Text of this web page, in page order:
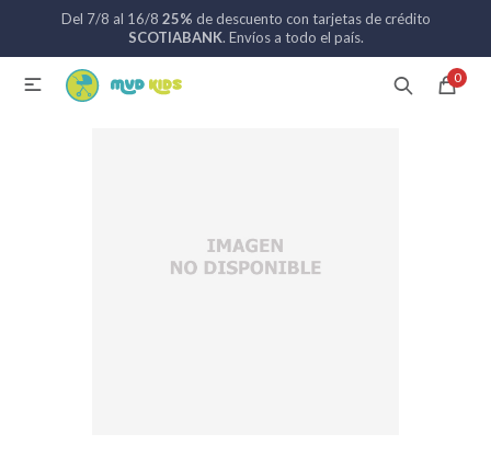
Del 7/8 al 16/8 25% de descuento con tarjetas de crédito
SCOTIABANK. Envíos a todo el país.
0

MI CUENTA
Catálogo Nuevos ingresos